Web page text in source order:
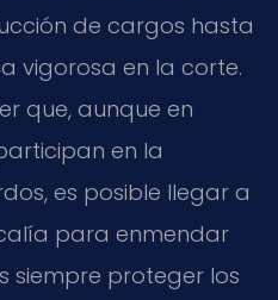
de cargos hasta
vigorosa en la corte.
que, aunque en
en la
es posible llegar a
para enmendar
siempre proteger los